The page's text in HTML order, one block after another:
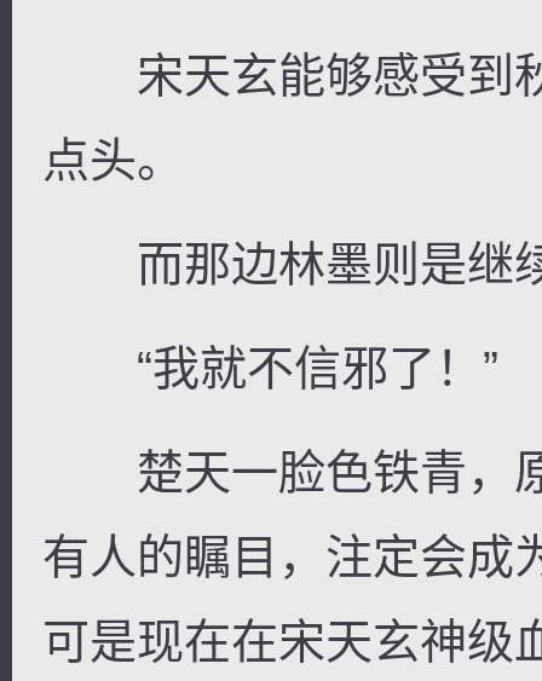
宋天玄能够感受到
点头。
而那边林墨则是继
“我就不信邪了！”
楚天一脸色铁青，
有人的瞩目，注定会成
可是现在在宋天玄神级